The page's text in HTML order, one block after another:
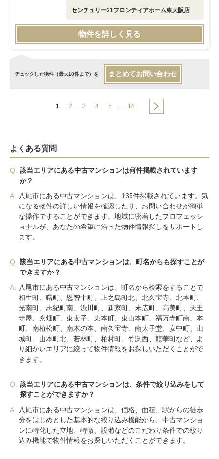
センチュリー21フロンティアホーム東大阪店
物件を詳しく見る
チェックした物件（最大10件まで）を まとめてお問い合わせ
1 2 3 4 5 … 14
よくある質問
Q.
該当エリアにある中古マンションは何件掲載されています
か？
A.
八尾市にある中古マンションは、135件掲載されています。気
になる物件の詳しい情報を確認したり、お問い合わせが簡単
な操作ですることができます。地域に密着したプロフェッシ
ョナルが、あなたの希望に沿った物件情報探しをサポートし
ます。
Q.
該当エリアにある中古マンションは、町名からも探すことが
できますか？
A.
八尾市にある中古マンションは、町名から検索をすることで
相生町、曙町、恩智中町、上之島町北、北久宝寺、北本町、
光南町、志紀町南、渋川町、新家町、末広町、高美町、天王
寺屋、永畑町、東太子、東本町、東山本町、福万寺町南、本
町、南植松町、南木の本、南久宝寺、南太子堂、安中町、山
城町、山本町北、若林町、柏村町、竹渕西、龍華町など、よ
り細かいエリアに絞って物件情報をお探しいただくことがで
きます。
Q.
該当エリアにある中古マンションは、条件で絞り込みをして
探すことができますか？
A.
八尾市にある中古マンションは、価格、面積、駅からの徒歩
分をはじめとした基本的な絞り込み機能から、中古マンショ
ンに特化した立地、特徴、設備などのこだわり条件での絞り
込み機能で物件情報をお探しいただくことができます。